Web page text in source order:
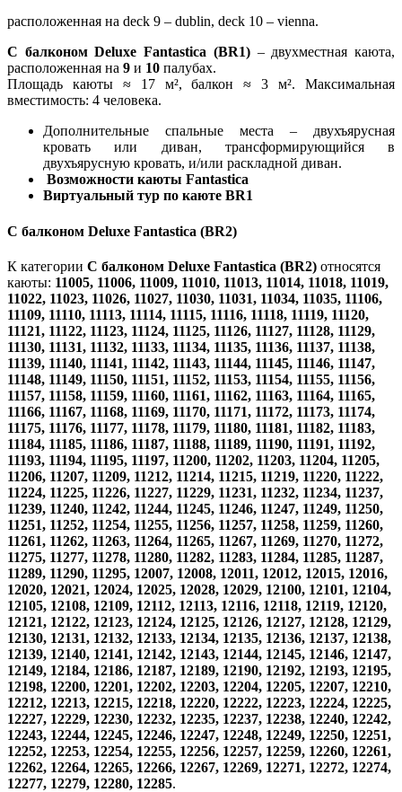
расположенная на deck 9 – dublin, deck 10 – vienna.
С балконом Deluxe Fantastica (BR1)– двухместная каюта,
расположенная на 9 и 10 палубах.
Площадь каюты ≈ 17 м², балкон ≈ 3 м². Максимальная
вместимость: 4 человека.
Дополнительные спальные места – двухъярусная
кровать или диван, трансформирующийся в
двухъярусную кровать, и/или раскладной диван.
Возможности каюты Fantastica
Виртуальный тур по каюте BR1
С балконом Deluxe Fantastica (BR2)
К категории С балконом Deluxe Fantastica (BR2) относятся
каюты: 11005, 11006, 11009, 11010, 11013, 11014, 11018, 11019,
11022, 11023, 11026, 11027, 11030, 11031, 11034, 11035, 11106,
11109, 11110, 11113, 11114, 11115, 11116, 11118, 11119, 11120,
11121, 11122, 11123, 11124, 11125, 11126, 11127, 11128, 11129,
11130, 11131, 11132, 11133, 11134, 11135, 11136, 11137, 11138,
11139, 11140, 11141, 11142, 11143, 11144, 11145, 11146, 11147,
11148, 11149, 11150, 11151, 11152, 11153, 11154, 11155, 11156,
11157, 11158, 11159, 11160, 11161, 11162, 11163, 11164, 11165,
11166, 11167, 11168, 11169, 11170, 11171, 11172, 11173, 11174,
11175, 11176, 11177, 11178, 11179, 11180, 11181, 11182, 11183,
11184, 11185, 11186, 11187, 11188, 11189, 11190, 11191, 11192,
11193, 11194, 11195, 11197, 11200, 11202, 11203, 11204, 11205,
11206, 11207, 11209, 11212, 11214, 11215, 11219, 11220, 11222,
11224, 11225, 11226, 11227, 11229, 11231, 11232, 11234, 11237,
11239, 11240, 11242, 11244, 11245, 11246, 11247, 11249, 11250,
11251, 11252, 11254, 11255, 11256, 11257, 11258, 11259, 11260,
11261, 11262, 11263, 11264, 11265, 11267, 11269, 11270, 11272,
11275, 11277, 11278, 11280, 11282, 11283, 11284, 11285, 11287,
11289, 11290, 11295, 12007, 12008, 12011, 12012, 12015, 12016,
12020, 12021, 12024, 12025, 12028, 12029, 12100, 12101, 12104,
12105, 12108, 12109, 12112, 12113, 12116, 12118, 12119, 12120,
12121, 12122, 12123, 12124, 12125, 12126, 12127, 12128, 12129,
12130, 12131, 12132, 12133, 12134, 12135, 12136, 12137, 12138,
12139, 12140, 12141, 12142, 12143, 12144, 12145, 12146, 12147,
12149, 12184, 12186, 12187, 12189, 12190, 12192, 12193, 12195,
12198, 12200, 12201, 12202, 12203, 12204, 12205, 12207, 12210,
12212, 12213, 12215, 12218, 12220, 12222, 12223, 12224, 12225,
12227, 12229, 12230, 12232, 12235, 12237, 12238, 12240, 12242,
12243, 12244, 12245, 12246, 12247, 12248, 12249, 12250, 12251,
12252, 12253, 12254, 12255, 12256, 12257, 12259, 12260, 12261,
12262, 12264, 12265, 12266, 12267, 12269, 12271, 12272, 12274,
12277, 12279, 12280, 12285.